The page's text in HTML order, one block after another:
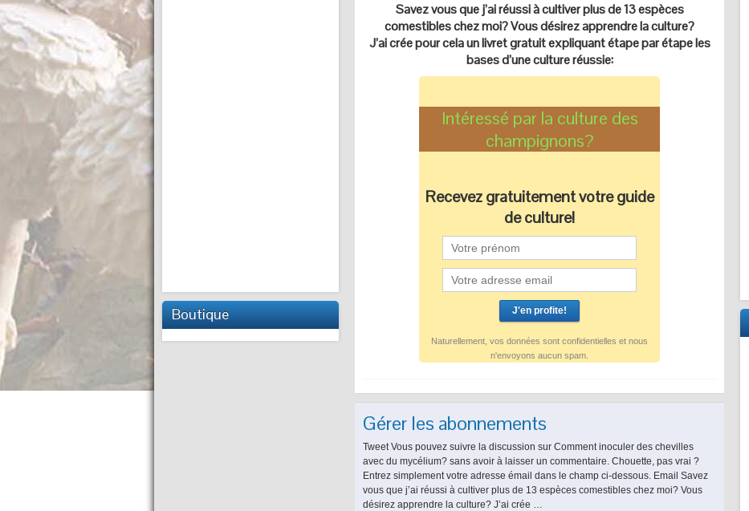
Boutique
Savez vous que j’ai réussi à cultiver plus de 13 espèces
comestibles chez moi? Vous désirez apprendre la culture?
J’ai crée pour cela un livret gratuit expliquant étape par étape les
bases d’une culture réussie:
Intéressé par la culture des
champignons?
Recevez gratuitement votre guide
de culture!
Naturellement, vos données sont confidentielles et nous
n'envoyons aucun spam.
Gérer les abonnements
Tweet Vous pouvez suivre la discussion sur Comment inoculer des chevilles
avec du mycélium? sans avoir à laisser un commentaire. Chouette, pas vrai ?
Entrez simplement votre adresse émail dans le champ ci-dessous. Email Savez
vous que j’ai réussi à cultiver plus de 13 espèces comestibles chez moi? Vous
désirez apprendre la culture? J’ai crée …